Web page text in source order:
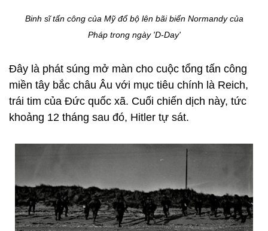
Binh sĩ tấn công của Mỹ đổ bộ lên bãi biển Normandy của
Pháp trong ngày 'D-Day'
Đây là phát súng mở màn cho cuộc tổng tấn công
miền tây bắc châu Âu với mục tiêu chính là Reich,
trái tim của Đức quốc xã. Cuối chiến dịch này, tức
khoảng 12 tháng sau đó, Hitler tự sát.